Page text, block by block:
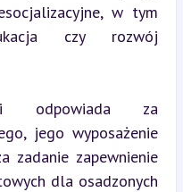
w tym
czy rozwój
odpowiada za
jego wyposażenie
zadanie zapewnienie
dla osadzonych